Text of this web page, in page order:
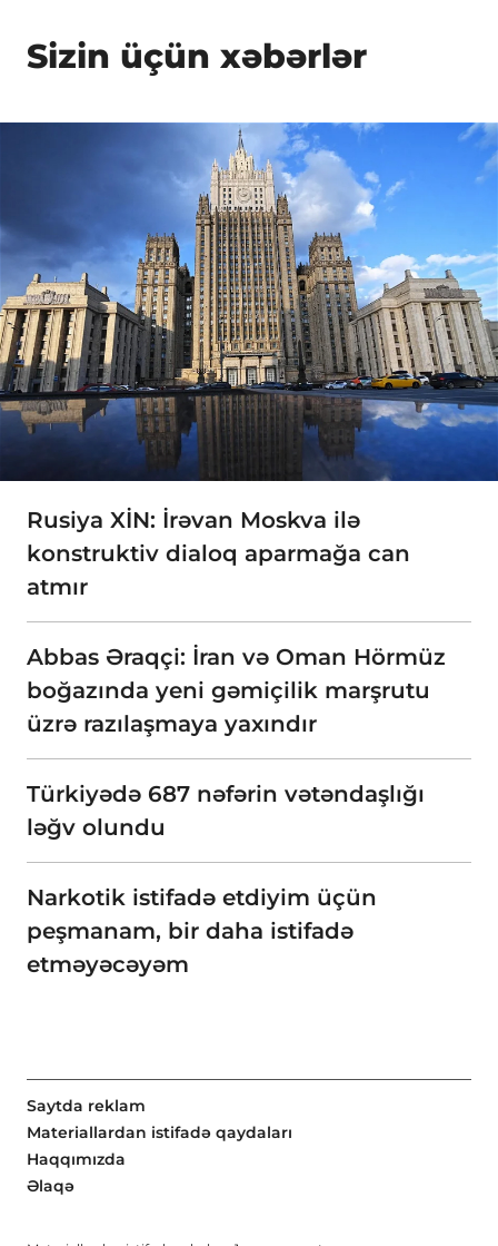
Sizin üçün xəbərlər
Rusiya XİN: İrəvan Moskva ilə
konstruktiv dialoq aparmağa can
atmır
Abbas Əraqçi: İran və Oman Hörmüz
boğazında yeni gəmiçilik marşrutu
üzrə razılaşmaya yaxındır
Türkiyədə 687 nəfərin vətəndaşlığı
ləğv olundu
Narkotik istifadə etdiyim üçün
peşmanam, bir daha istifadə
etməyəcəyəm
Saytda reklam
Materiallardan istifadə qaydaları
Haqqımızda
Əlaqə